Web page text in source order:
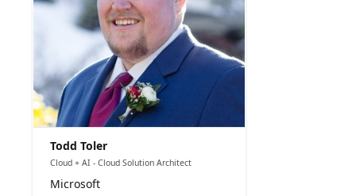
Todd Toler
Cloud + AI - Cloud Solution Architect
Microsoft